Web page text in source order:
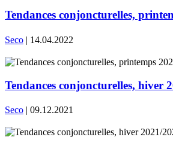
Tendances conjoncturelles,
Seco | 14.04.2022
Tendances conjoncturelles, hiver
Seco | 09.12.2021